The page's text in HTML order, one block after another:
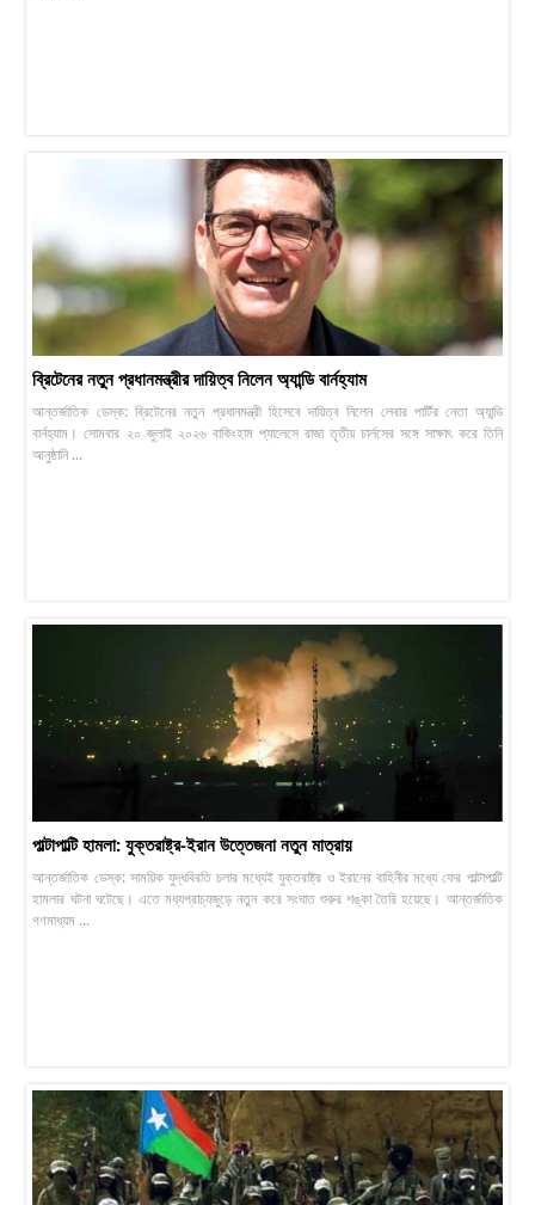
ব্রিটেনের নতুন প্রধানমন্ত্রীর দায়িত্ব নিলেন অ্যান্ডি বার্নহ্যাম
আন্তর্জাতিক ডেস্ক: ব্রিটেনের নতুন প্রধানমন্ত্রী হিসেবে দায়িত্ব নিলেন লেবার পার্টির নেতা অ্যান্ডি
বার্নহ্যাম। সোমবার ২০ জুলাই ২০২৬ বাকিংহাম প্যালেসে রাজা তৃতীয় চার্লসের সঙ্গে সাক্ষাৎ করে তিনি
আনুষ্ঠানি ...
পাল্টাপাল্টি হামলা: যুক্তরাষ্ট্র-ইরান উত্তেজনা নতুন মাত্রায়
আন্তর্জাতিক ডেস্ক: সাময়িক যুদ্ধবিরতি চলার মধ্যেই যুক্তরাষ্ট্র ও ইরানের বাহিনীর মধ্যে ফের পাল্টাপাল্টি
হামলার ঘটনা ঘটেছে। এতে মধ্যপ্রাচ্যজুড়ে নতুন করে সংঘাত শুরুর শঙ্কা তৈরি হয়েছে। আন্তর্জাতিক
গণমাধ্যম ...